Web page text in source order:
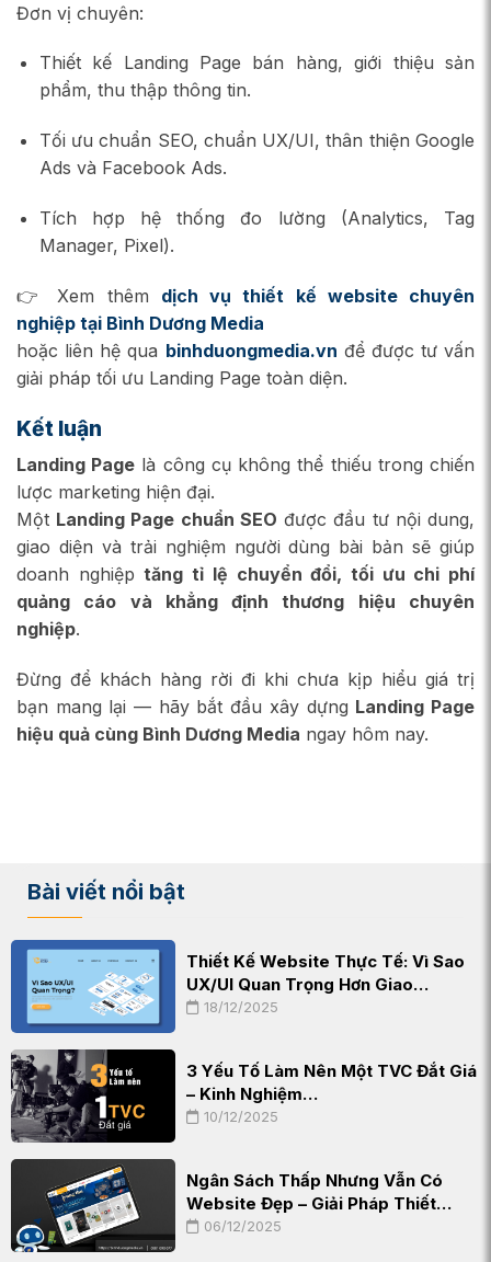
Đơn vị chuyên:
Thiết kế Landing Page bán hàng, giới thiệu sản
phẩm, thu thập thông tin.
Tối ưu chuẩn SEO, chuẩn UX/UI, thân thiện Google
Ads và Facebook Ads.
Tích hợp hệ thống đo lường (Analytics, Tag
Manager, Pixel).
👉 Xem thêm dịch vụ thiết kế website chuyên
nghiệp tại Bình Dương Media
hoặc liên hệ qua binhduongmedia.vn để được tư vấn
giải pháp tối ưu Landing Page toàn diện.
Kết luận
Landing Page là công cụ không thể thiếu trong chiến
lược marketing hiện đại.
Một Landing Page chuẩn SEO được đầu tư nội dung,
giao diện và trải nghiệm người dùng bài bản sẽ giúp
doanh nghiệptăng tỉ lệ chuyển đổi, tối ưu chi phí
quảng cáo và khẳng định thương hiệu chuyên
nghiệp.
Đừng để khách hàng rời đi khi chưa kịp hiểu giá trị
bạn mang lại — hãy bắt đầu xây dựng Landing Page
hiệu quả cùng Bình Dương Media ngay hôm nay.
Bài viết nổi bật
Thiết Kế Website Thực Tế: Vì Sao
UX/UI Quan Trọng Hơn Giao…
18/12/2025
3 Yếu Tố Làm Nên Một TVC Đắt Giá
– Kinh Nghiệm…
10/12/2025
Ngân Sách Thấp Nhưng Vẫn Có
Website Đẹp – Giải Pháp Thiết…
06/12/2025